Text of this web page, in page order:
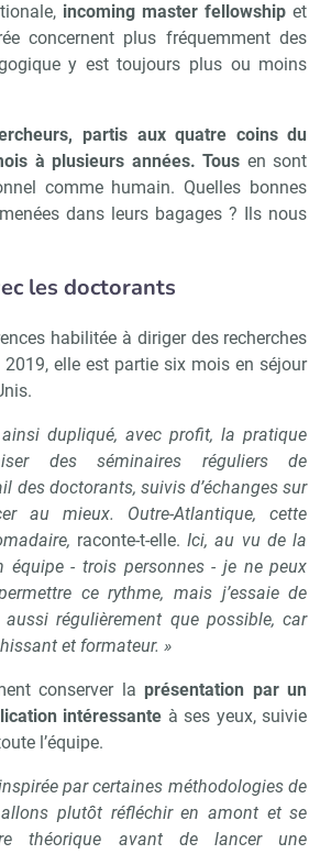
incoming master fellowshipet
concernent plus fréquemment des
y est toujours plus ou moins
partis aux quatre coins du
à plusieurs années. Tous en sont
comme humain. Quelles bonnes
dans leurs bagages ? Ils nous
les doctorants
habilitée à diriger des recherches
2019, elle est partie six mois en séjour
dupliqué, avec profit, la pratique
des séminaires réguliers de
des doctorants, suivis d’échanges sur
au mieux. Outre-Atlantique, cette
raconte-t-elle.Ici, au vu de la
équipe - trois personnes - je ne peux
ce rythme, mais j’essaie de
aussi régulièrement que possible, car
et formateur. »
conserver la présentation par un
intéressante à ses yeux, suivie
l’équipe.
par certaines méthodologies de
allons plutôt réfléchir en amont et se
théorique avant de lancer une